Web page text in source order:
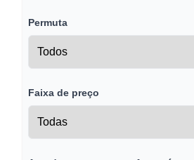
Permuta
Faixa de preço